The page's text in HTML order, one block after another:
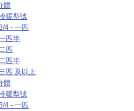
體
暖型號
4 - 一匹
匹半
二匹
二匹半
三匹 及以上
體
暖型號
4 - 一匹